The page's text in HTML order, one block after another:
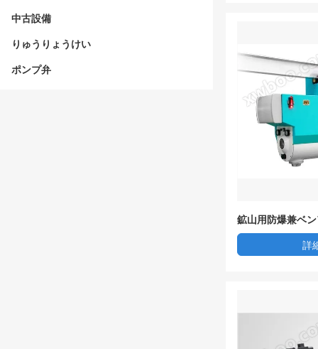
中古設備
りゅうりょうけい
ポンプ弁
鉱山用防爆兼ベ
ット
詳